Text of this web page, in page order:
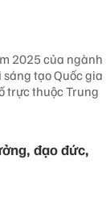
2025 của ngành
tạo Quốc gia
trực thuộc Trung
đạo đức,